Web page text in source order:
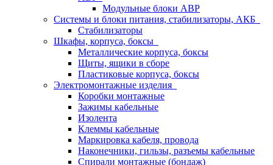
Модульные блоки АВР
Системы и блоки питания, стабилизаторы, АКБ
Стабилизаторы
Шкафы, корпуса, боксы
Металлические корпуса, боксы
Щиты, ящики в сборе
Пластиковые корпуса, боксы
Электромонтажные изделия
Коробки монтажные
Зажимы кабельные
Изолента
Клеммы кабельные
Маркировка кабеля, провода
Наконечники, гильзы, разъемы кабельные
Спирали монтажные (бондаж)